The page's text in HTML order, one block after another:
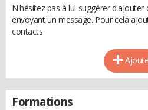
N'hésitez pas à lui suggérer d'ajouter
envoyant un message. Pour cela
contacts.
Formations